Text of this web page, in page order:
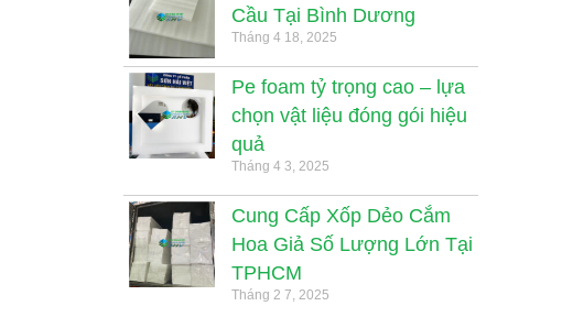
Cầu Tại Bình Dương
Tháng 4 18, 2025
Pe foam tỷ trọng cao – lựa
chọn vật liệu đóng gói hiệu
quả
Tháng 4 3, 2025
Cung Cấp Xốp Dẻo Cắm
Hoa Giả Số Lượng Lớn Tại
TPHCM
Tháng 2 7, 2025